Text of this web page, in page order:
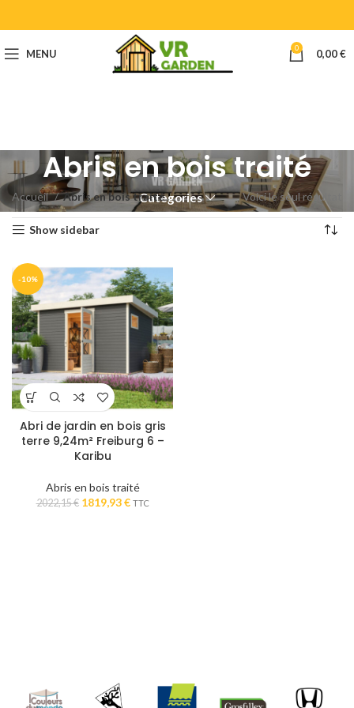
MENU 0 0,00€
Abris en bois traité
Categories
Accueil Abris en bois traité Voici le seul résultat
Show sidebar
-10%
Abri de jardin en bois gris
terre 9,24m² Freiburg 6 –
Karibu
Abris en bois traité
2022,15€ Le
1819,93€Le
TTC